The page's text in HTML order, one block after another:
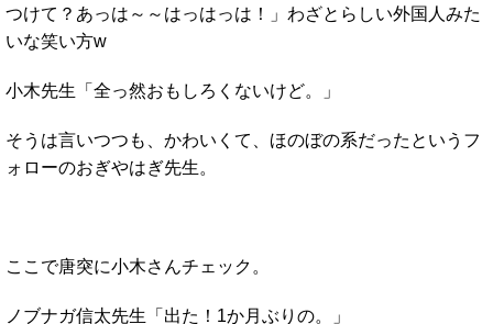
つけて？あっは～～はっはっは！」わざとらしい外国人みた
いな笑い方w
小木先生「全っ然おもしろくないけど。」
そうは言いつつも、かわいくて、ほのぼの系だったというフ
ォローのおぎやはぎ先生。
ここで唐突に小木さんチェック。
ノブナガ信太先生「出た！1か月ぶりの。」